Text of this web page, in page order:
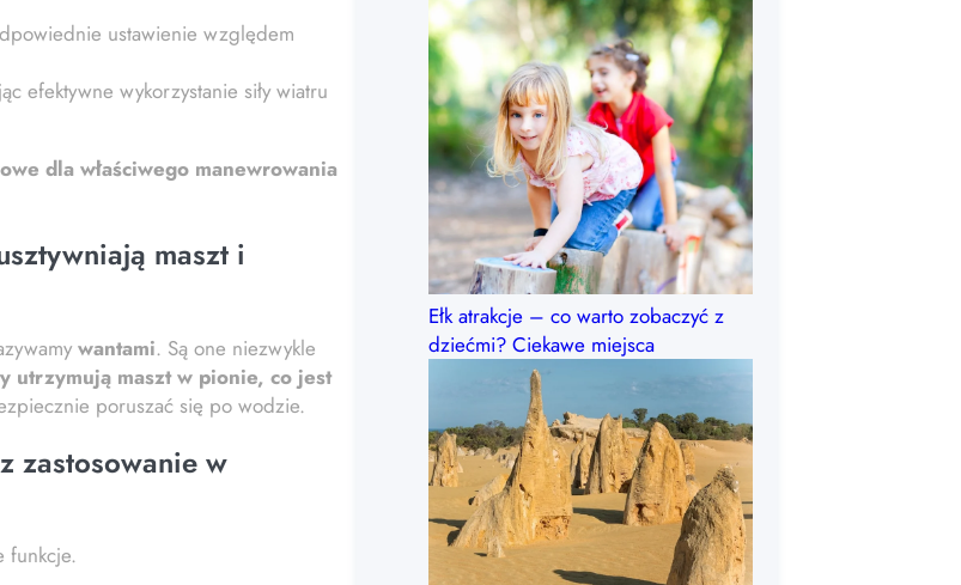
ustawienie względem
efektywne wykorzystanie siły wiatru
dla właściwego manewrowania
maszt i
wantami. Są one niezwykle
utrzymują maszt w pionie, co jest
poruszać się po wodzie.
zastosowanie w
funkcje.
Ełk atrakcje – co warto zobaczyć z
dziećmi? Ciekawe miejsca